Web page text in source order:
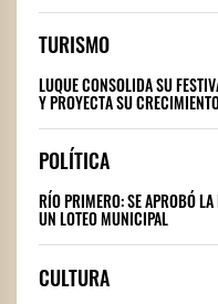
TURISMO
LUQUE CONSOLIDA SU
Y PROYECTA SU
POLÍTICA
RÍO PRIMERO: SE APROBÓ
UN LOTEO MUNICIPAL
CULTURA